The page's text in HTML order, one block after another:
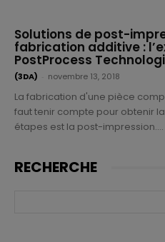
Solutions de post-
fabrication additive :
PostProcess
(3DA) novembre 13, 2018
La fabrication d'une pièce
faut tenir compte pour obtenir
étapes est la post-impression....
RECHERCHE